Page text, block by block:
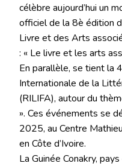
célèbre aujourd’hui un
officiel de la 8è édition
Livre et des Arts
: « Le livre et les arts
En parallèle, se tient la
Internationale de la
(RILIFA), autour du
». Ces événements se
2025, au Centre
en Côte d’Ivoire.
La Guinée Conakry,